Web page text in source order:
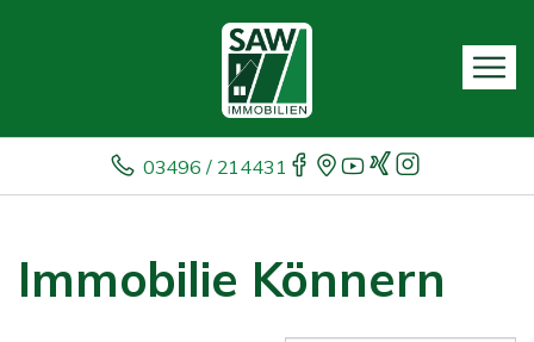
03496 / 214431
Immobilie Könnern